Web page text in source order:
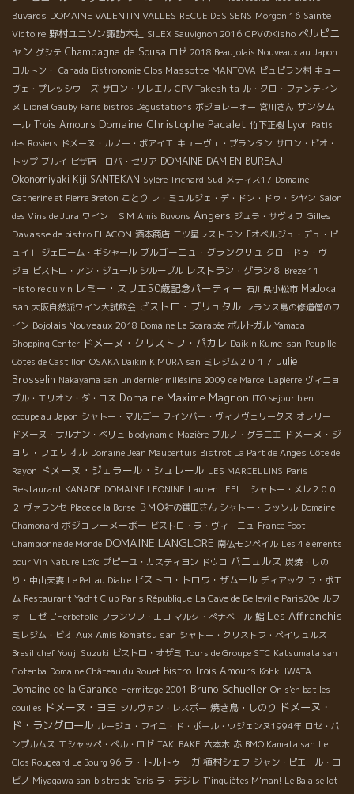
Buvards DOMAINE VALENTIN VALLES RECUE DES SENS Morgon 16 Sainte
Victoire 野村ユニソン諏訪本社 SILEX Sauvignon 2016 CPVのKisho ペルピニ
ャン グシテ Champagne de Sousa ロゼ 2018 Beaujolais Nouveaux au Japon
コルトン・ Canada Bistronomie Clos Massotte MANTOVA ピュピラン村 キュー
ヴェ・プレッシウーズ サロン・リレエル CPV Takeshita ル・クロ・ファンティン
ヌ Lionel Gauby Paris bistros Dégustations ボジョレーォー 宮川さん サンタム
ール Trois Amours Domaine Christophe Pacalet 竹下正樹 Lyon Patis
des Rosiers ドメーヌ・ルノー・ボアイエ キューヴェ・プランタン サロン・ビオ・
トップ ブルイ ピザ店 ロバ・セリア DOMAINE DAMIEN BUREAU
Okonomiyaki Kiji SANTEKAN Sylère Trichard Sud メティス17 Domaine
Catherine et Pierre Breton ことり レ・ミュルジェ・デ・ドン・ドゥ・シヤン Salon
des Vins de Jura ワイン ＳＭ Amis Buvons Angers ジュラ・サヴォワ Gilles
Davasse de bistro FLACON 酒本商店 三ツ星レストラン「オベルジュ・デュ・ピ
ュイ」
ジェローム・ギシャール ブルゴーニュ・グランクリュ クロ・ドゥ・ヴー
ジョ ビストロ・アン・ジュール シルーブル レストラン・グラン８ Breze 11
Histoire du vin レミー・スリエ50歳記念パーティー 石川県小松市 Madoka
san 大阪自然派ワイン大試飲会 ビストロ・ブリュタル レランス島の修道僧のワ
イン Bojolais Nouveaux 2018 Domaine Le Scarabée ポルトガル Yamada
Shopping Center ドメーヌ・クリストフ・パカレ Daikin Kume-san Poupille
Côtes de Castillon OSAKA Daikin KIMURA san ミレジム２０１７
Julie
Brosselin Nakayama san un dernier millésime 2009 de Marcel Lapierre ヴィニョ
ブル・エリオン・ダ・ロス Domaine Maxime Magnon ITO sejour bien
occupe au Japon シャトー・マルゴー ワインバー・ヴィノヴェリータス オレリー
ドメーヌ・サルナン・ベリュ biodynamic Mazière ブルノ・グラニエ ドメーヌ・ジ
ョリ・フェリオル Domaine Jean Maupertuis Bistrot La Part de Anges Côte de
Rayon ドメーヌ・ジェラール・シュレール LES MARCELLINS Paris
Restaurant KANADE DOMAINE LEONINE Laurent FELL シャトー・メレ２００
２ ヴァランセ Place de la Borse ＢＭＯ社の鎌田さん シャトー・ラッソル Domaine
Chamonard ボジョレーヌーボー ビストロ・ラ・ヴィーニュ France Foot
Championne de Monde DOMAINE L'ANGLORE 南仏モンペイル Les 4 éléments
pour Vin Nature Loïc プピーユ・カスティヨン ドウロ バニュルス 炭焼・しの
り・中山夫妻 Le Pet au Diable ビストロ・トロワ・ザムール ディアック ラ・ボエ
ム Restaurant Yacht Club Paris République La Cave de Belleville Paris20e ルフ
ォーロゼ L'Herbefolle フランソワ・エコ マルク・ぺナベール 鮨 Les Affranchis
ミレジム・ビオ Aux Amis Komatsu san シャトー・クリストフ・ペイリュルス
Bresil chef Youji Suzuki ビストロ・オザミ Tours de Groupe STC Katsumata san
Gotenba Domaine Château du Rouet Bistro Trois Amours Kohki IWATA
Domaine de la Garance Hermitage 2001 Bruno Schueller On s'en bat les
couilles ドメーヌ・ヨヨ シルヴァン・レスポー 焼き鳥・しのり ドメーヌ・
ド・ラングロール ルージュ・フイユ・ド・ポール・ウジェンヌ1994年 ロセ・パ
ンプルムス エシャッペ・ベル・ロゼ TAKI BAKE 六本木 赤 BMO Kamata san Le
Clos Rougeard Le Bourg 96 ラ・トルトゥーガ 植村シェフ ジャン・ピエール・ロ
ビノ Miyagawa san bistro de Paris ラ・デジレ T'inquiètes M'man! Le Balaise lot